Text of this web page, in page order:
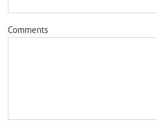
Comments